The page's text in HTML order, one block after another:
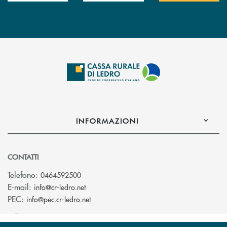
INFORMAZIONI
CONTATTI
Telefono: 0464592500
E-mail: info@cr-ledro.net(si apre l’app di posta elettronica)
PEC: info@pec.cr-ledro.net(si apre l’app di posta elettronica)